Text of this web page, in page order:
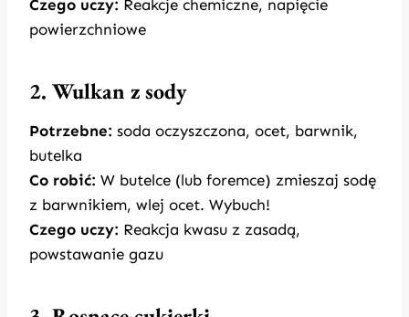
Czego uczy: Reakcje chemiczne, napięcie
powierzchniowe
2. Wulkan z sody
Potrzebne: soda oczyszczona, ocet, barwnik,
butelka
Co robić: W butelce (lub foremce) zmieszaj sodę
z barwnikiem, wlej ocet. Wybuch!
Czego uczy: Reakcja kwasu z zasadą,
powstawanie gazu